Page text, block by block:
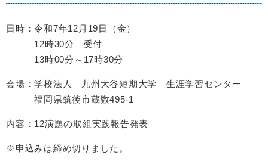
日時：令和7年12月19日（金）
12時30分 受付
13時00分～17時30分
会場：学校法人 九州大谷短期大学 生涯学習センター
福岡県筑後市蔵数495-1
内容：12演題の取組実践報告発表
※申込みは締め切りました。